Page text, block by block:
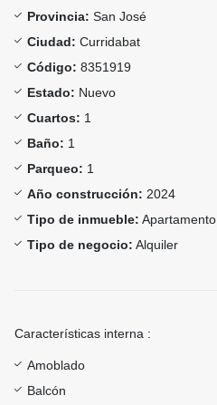
Provincia: San José
Ciudad: Curridabat
Código: 8351919
Estado: Nuevo
Cuartos: 1
Baño: 1
Parqueo: 1
Año construcción: 2024
Tipo de inmueble: Apartamento
Tipo de negocio: Alquiler
Características interna :
Amoblado
Balcón